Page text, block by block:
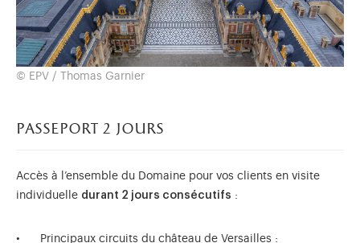
© EPV / Thomas Garnier
passeport 2 jours
Accès à l’ensemble du Domaine pour vos clients en visite
individuelle durant 2 jours consécutifs :
Principaux circuits du château de Versailles :